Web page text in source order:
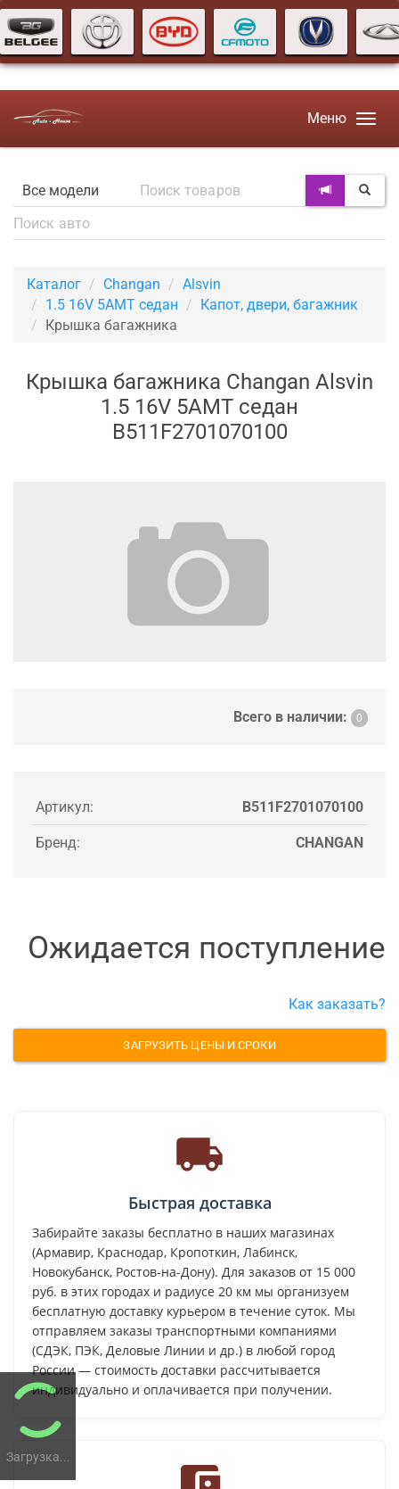
Загрузка...
Меню
Каталог Changan
Alsvin
1.5 16V 5AMT седан
Капот, двери, багажник
Крышка багажника
Крышка багажника Changan Alsvin
1.5 16V 5AMT седан
B511F2701070100
Всего в наличии: 0
Артикул: B511F2701070100
Бренд: CHANGAN
Ожидается поступление
Как заказать?
ЗАГРУЗИТЬ ЦЕНЫ И СРОКИ
Быстрая доставка
Забирайте заказы бесплатно в наших магазинах
(Армавир, Краснодар, Кропоткин, Лабинск,
Новокубанск, Ростов-на-Дону). Для заказов от 15 000
руб. в этих городах и радиусе 20 км мы организуем
бесплатную доставку курьером в течение суток. Мы
отправляем заказы транспортными компаниями
(СДЭК, ПЭК, Деловые Линии и др.) в любой город
России — стоимость доставки рассчитывается
индивидуально и оплачивается при получении.